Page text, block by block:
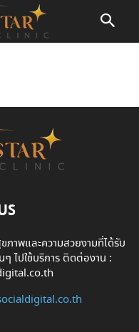
ภาพและความสวยงามที่ได้รับ
ไปใช้บริการ ติดต่องาน :